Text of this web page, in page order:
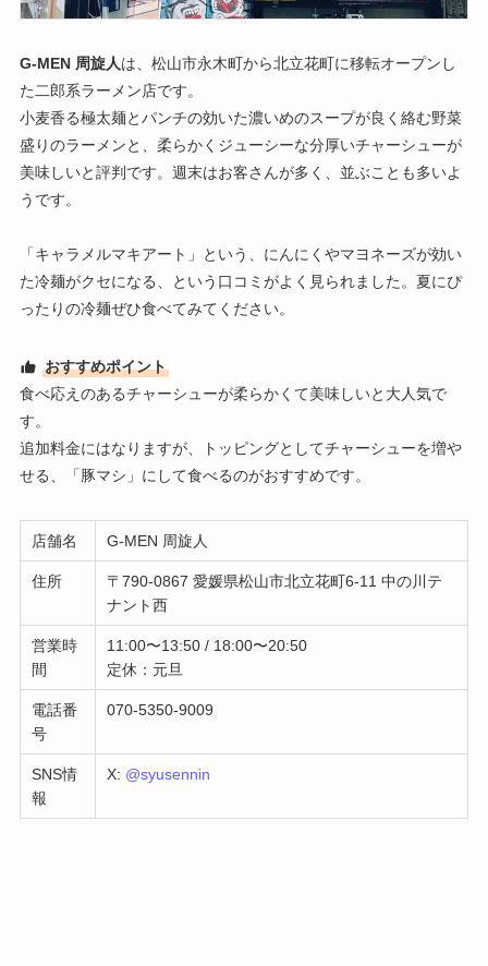
G-MEN 周旋人は、松山市永木町から北立花町に移転オープンし
た二郎系ラーメン店です。
小麦香る極太麺とパンチの効いた濃いめのスープが良く絡む野菜
盛りのラーメンと、柔らかくジューシーな分厚いチャーシューが
美味しいと評判です。週末はお客さんが多く、並ぶことも多いよ
うです。
「キャラメルマキアート」という、にんにくやマヨネーズが効い
た冷麺がクセになる、という口コミがよく見られました。夏にぴ
ったりの冷麺ぜひ食べてみてください。
おすすめポイント
食べ応えのあるチャーシューが柔らかくて美味しいと大人気で
す。
追加料金にはなりますが、トッピングとしてチャーシューを増や
せる、「豚マシ」にして食べるのがおすすめです。
店舗名 G-MEN 周旋人
住所
〒790-0867 愛媛県松山市北立花町6-11 中の川テ
ナント西
営業時
間
11:00〜13:50 / 18:00〜20:50
定休：元旦
電話番
号
070-5350-9009
SNS情
報
X: @syusennin